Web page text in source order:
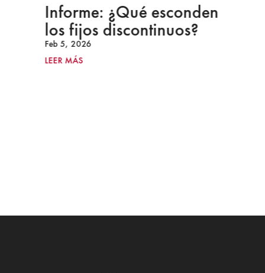
Informe: ¿Qué esconden
los fijos discontinuos?
Feb 5, 2026
LEER MÁS